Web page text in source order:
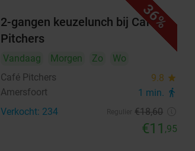
36%
2-gangen keuzelunch bij Café
Pitchers
Vandaag Morgen Zo
Wo
Café Pitchers
9.8 star
Amersfoort 1 min. directions_walk
Verkocht: 234 €18,60
€11,95